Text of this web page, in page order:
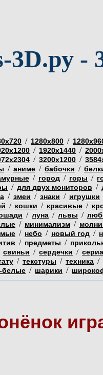
3D.ру -
/ 1280х800 /
/ 1920х1440 /
/ 3200х1200 /
/ аниме / бабочки /
/ город / горы /
/ для двух мониторов /
/ змеи / знаки / игрушки
/ кошки / красивые /
/ луна / львы /
/ минимализм /
/ небо / новый год /
/ предметы /
свиньи / сердечки /
/ текстуры / техника /
белые / шарики /